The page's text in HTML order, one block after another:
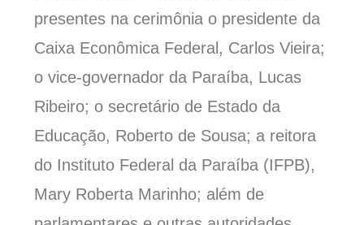
presentes na cerimônia o presidente da
Caixa Econômica Federal, Carlos Vieira;
o vice-governador da Paraíba, Lucas
Ribeiro; o secretário de Estado da
Educação, Roberto de Sousa; a reitora
do Instituto Federal da Paraíba (IFPB),
Mary Roberta Marinho; além de